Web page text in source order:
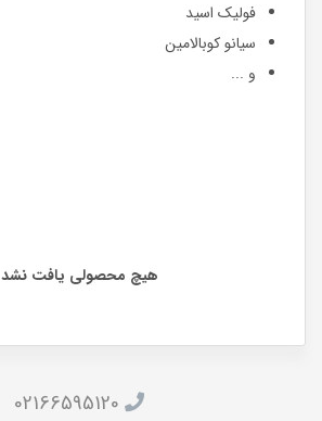
فولیک اسید
سیانو کوبالامین
و ...
هیچ محصولی یافت نشد
02166595120